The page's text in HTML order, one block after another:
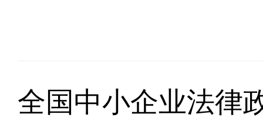
全国中小企业法律